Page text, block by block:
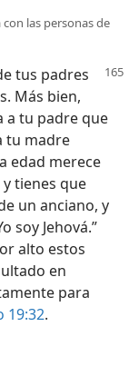
las personas de
tus padres
Más bien,
a tu padre que
tu madre
edad merece
tienes que
un anciano, y
soy Jehová.”
alto estos
en
para
19:32.